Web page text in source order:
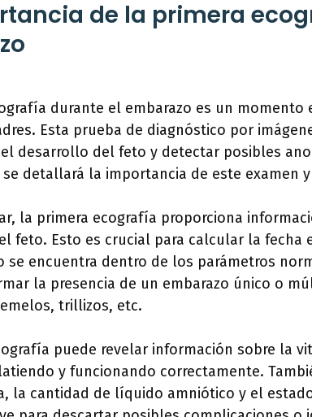
de la primera
durante el embarazo es un momento
Esta prueba de diagnóstico por
desarrollo del feto y detectar posibles
detallará la importancia de este examen
la primera ecografía proporciona
feto. Esto es crucial para calcular la fecha
se encuentra dentro de los parámetros
la presencia de un embarazo único o
trillizos, etc.
puede revelar información sobre la
y funcionando correctamente.
la cantidad de líquido amniótico y el